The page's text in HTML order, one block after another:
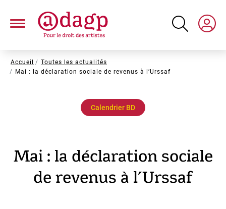
contenu
Fil
d'Ariane
Accueil
Toutes les actualités
Mai : la déclaration sociale de revenus à l’Urssaf
Calendrier BD
Mai : la déclaration sociale
de revenus à l’Urssaf